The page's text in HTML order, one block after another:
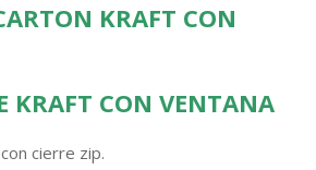
KRAFT CON
KRAFT CON VENTANA
cierre zip.